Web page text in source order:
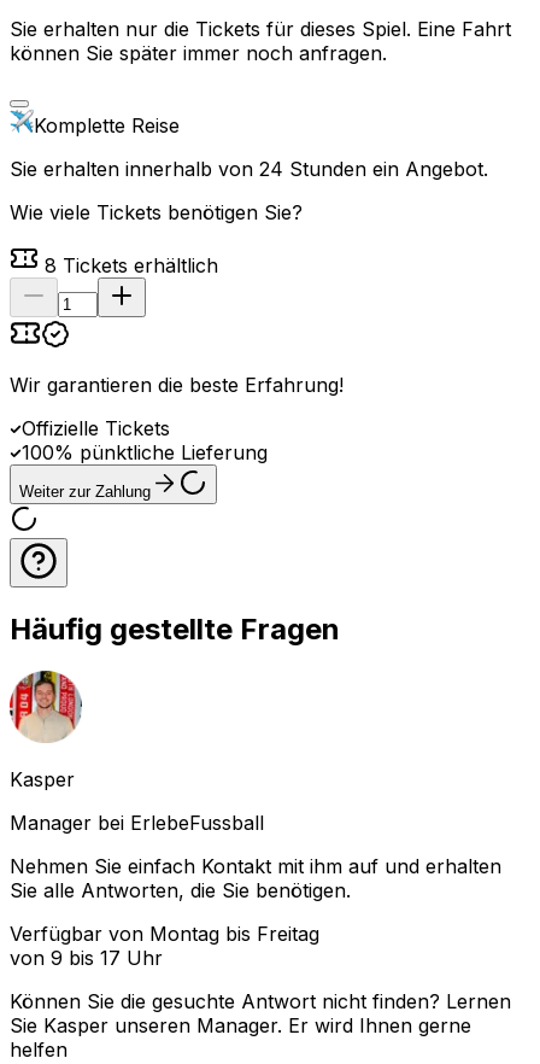
Sie erhalten nur die Tickets für dieses Spiel. Eine Fahrt
können Sie später immer noch anfragen.
Komplette Reise
Sie erhalten innerhalb von 24 Stunden ein Angebot.
Wie viele Tickets benötigen Sie?
8 Tickets erhältlich
Wir garantieren die beste Erfahrung!
Offizielle Tickets
100% pünktliche Lieferung
Weiter zur Zahlung
Häufig gestellte Fragen
Kasper
Manager bei ErlebeFussball
Nehmen Sie einfach Kontakt mit ihm auf und erhalten
Sie alle Antworten, die Sie benötigen.
Verfügbar von Montag bis Freitag
von 9 bis 17 Uhr
Können Sie die gesuchte Antwort nicht finden? Lernen
Sie Kasper unseren Manager. Er wird Ihnen gerne
helfen